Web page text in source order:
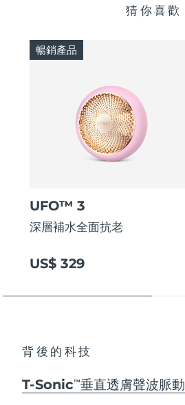
猜你喜歡
UFO™ 3
深層補水全面抗老
US$ 329
暢銷產品
背後的科技
T-SonicTM 垂直透膚聲波脈動